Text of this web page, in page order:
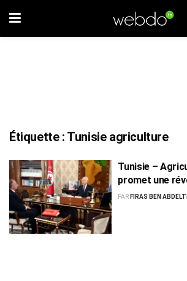
Étiquette : Tunisie agriculture
Tunisie –
promet une
PAR FIRAS BEN